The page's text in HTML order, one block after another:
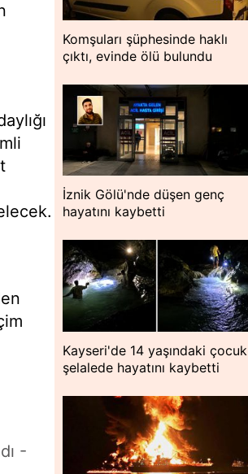
-
Komşuları şüphesinde haklı
çıktı, evinde ölü bulundu
İznik Gölü'nde düşen genç
hayatını kaybetti
Kayseri'de 14 yaşındaki çocuk
şelalede hayatını kaybetti